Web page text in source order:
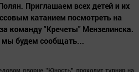
Приглашаем всех детей и их
катанием посмотреть на
команду "Кречеты" Мензелинска.
мы будем сообщать...